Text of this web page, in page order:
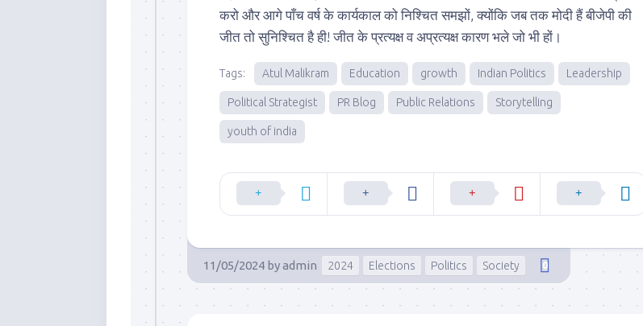
करो और आगे पाँच वर्ष के कार्यकाल को निश्चित समझों, क्योंकि जब तक मोदी हैं बीजेपी की
जीत तो सुनिश्चित है ही! जीत के प्रत्यक्ष व अप्रत्यक्ष कारण भले जो भी हों।
Tags: Atul Malikram Education growth Indian Politics Leadership
Political Strategist PR Blog Public Relations Storytelling
youth of india
11/05/2024 byadmin 2024 Elections Politics Society 0